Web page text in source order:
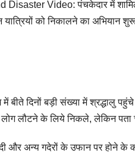
Disaster Video: पंचकेदार में
यात्रियों को निकालने का अभियान
में बीते दिनों बड़ी संख्या में श्रद्धालु
लोग लौटने के लिये निकले, लेकिन पता
और अन्य गदेरों के उफान पर होने के